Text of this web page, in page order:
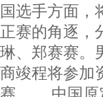
国选手方面，
正赛的角逐，
琳、郑赛赛。
商竣程将参